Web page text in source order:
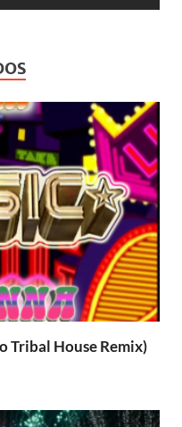
Tribal House Remix)